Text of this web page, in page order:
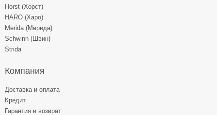
Horst (Хорст)
HARO (Харо)
Merida (Мерида)
Schwinn (Швин)
Strida
Компания
Доставка и оплата
Кредит
Гарантия и возврат